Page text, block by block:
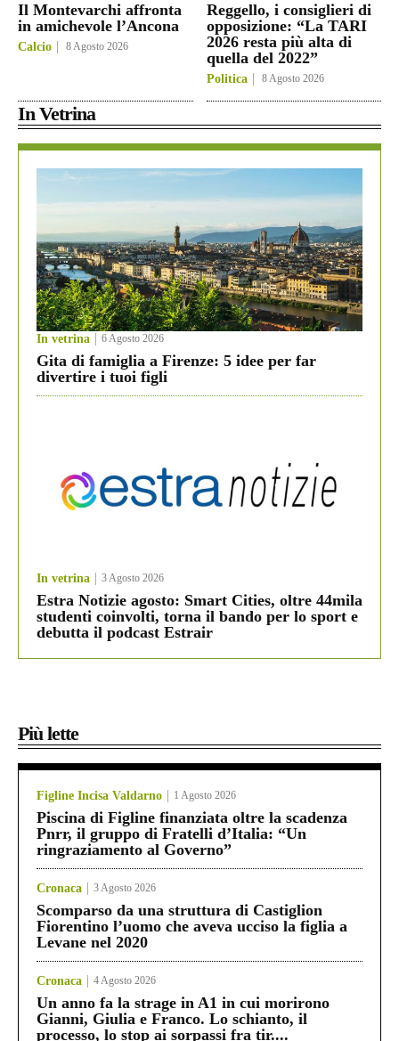
Il Montevarchi affronta
in amichevole l’Ancona
Calcio 8 Agosto 2026
Reggello, i consiglieri di
opposizione: “La TARI
2026 resta più alta di
quella del 2022”
Politica 8 Agosto 2026
In Vetrina
In vetrina 6 Agosto 2026
Gita di famiglia a Firenze: 5 idee per far
divertire i tuoi figli
In vetrina 3 Agosto 2026
Estra Notizie agosto: Smart Cities, oltre 44mila
studenti coinvolti, torna il bando per lo sport e
debutta il podcast Estrair
Più lette
Figline Incisa Valdarno 1 Agosto 2026
Piscina di Figline finanziata oltre la scadenza
Pnrr, il gruppo di Fratelli d’Italia: “Un
ringraziamento al Governo”
Cronaca 3 Agosto 2026
Scomparso da una struttura di Castiglion
Fiorentino l’uomo che aveva ucciso la figlia a
Levane nel 2020
Cronaca 4 Agosto 2026
Un anno fa la strage in A1 in cui morirono
Gianni, Giulia e Franco. Lo schianto, il
processo, lo stop ai sorpassi fra tir....